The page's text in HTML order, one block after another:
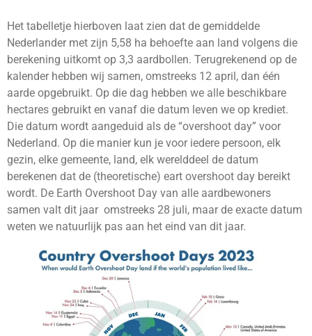
Het tabelletje hierboven laat zien dat de gemiddelde
Nederlander met zijn 5,58 ha behoefte aan land volgens die
berekening uitkomt op 3,3 aardbollen. Terugrekenend op de
kalender hebben wij samen, omstreeks 12 april, dan één
aarde opgebruikt. Op die dag hebben we alle beschikbare
hectares gebruikt en vanaf die datum leven we op krediet.
Die datum wordt aangeduid als de “overshoot day” voor
Nederland. Op die manier kun je voor iedere persoon, elk
gezin, elke gemeente, land, elk werelddeel de datum
berekenen dat de (theoretische) eart overshoot day bereikt
wordt. De Earth Overshoot Day van alle aardbewoners
samen valt dit jaar omstreeks 28 juli, maar de exacte datum
weten we natuurlijk pas aan het eind van dit jaar.